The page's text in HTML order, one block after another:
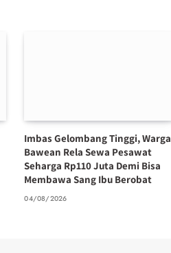
Imbas Gelombang Tinggi, Warga
Bawean Rela Sewa Pesawat
Seharga Rp110 Juta Demi Bisa
Membawa Sang Ibu Berobat
04/08/2026